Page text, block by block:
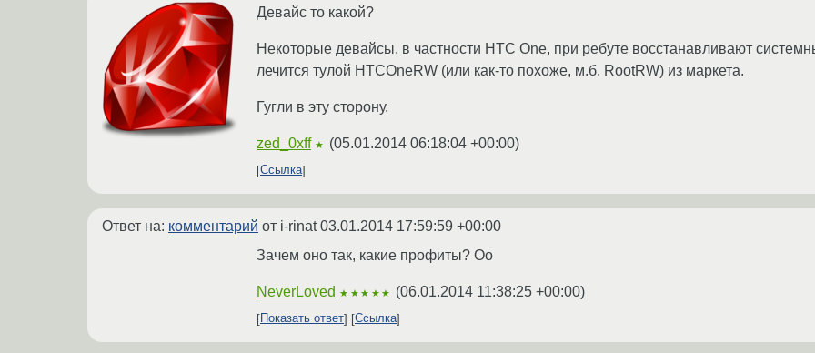
Девайс то какой?
Некоторые девайсы, в частности HTC One, при ребуте восстанавливают
лечится тулой HTCOneRW (или как-то похоже, м.б. RootRW) из маркета.
Гугли в эту сторону.
zed_0xff ★ (05.01.2014 06:18:04 +00:00)
Ссылка
Ответ на: комментарий от i-rinat03.01.2014 17:59:59 +00:00
Зачем оно так, какие профиты? Оо
NeverLoved ★★★★★ (06.01.2014 11:38:25 +00:00)
Показать ответ Ссылка